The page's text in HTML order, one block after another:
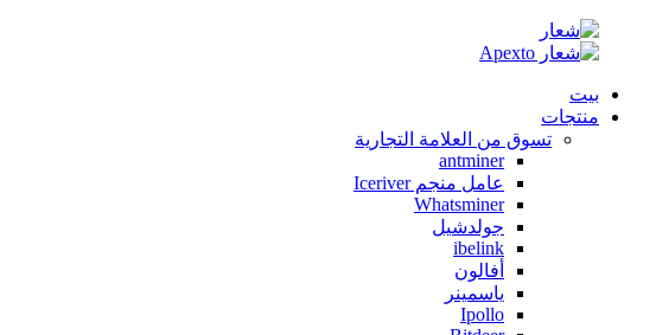
بيت
منتجات
تسوق من العلامة التجارية
antminer
عامل منجم Iceriver
Whatsminer
جولدشيل
ibelink
أفالون
ياسمينر
Ipollo